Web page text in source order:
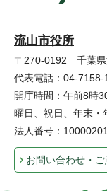
流山市役所
〒270-0192 千葉
代表電話：04-7158-
開庁時間：午前8時
曜日、祝日、年末・
法人番号：
お問い合わせ・